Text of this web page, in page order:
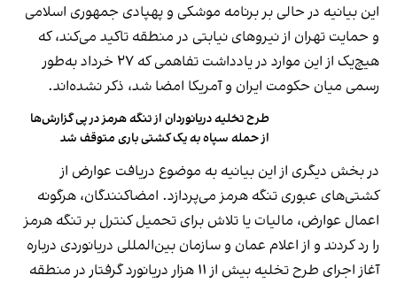
این بیانیه در حالی بر برنامه موشکی و پهپادی جمهوری اسلامی
و حمایت تهران از نیروهای نیابتی در منطقه تاکید می‌کند، که
هیچ‌یک از این موارد در یادداشت تفاهمی که ۲۷ خرداد به‌طور
رسمی میان حکومت ایران و آمریکا امضا شد، ذکر نشده‌اند.
طرح تخلیه دریانوردان از تنگه هرمز در پی گزارش‌ها
از حمله سپاه به یک کشتی باری متوقف شد
در بخش دیگری از این بیانیه به موضوع دریافت عوارض از
کشتی‌های عبوری تنگه هرمز می‌پردازد. امضاکنندگان، هرگونه
اعمال عوارض، مالیات یا تلاش برای تحمیل کنترل بر تنگه هرمز
را رد کردند و از اعلام عمان و سازمان بین‌المللی دریانوردی درباره
آغاز اجرای طرح تخلیه بیش از ۱۱ هزار دریانورد گرفتار در منطقه